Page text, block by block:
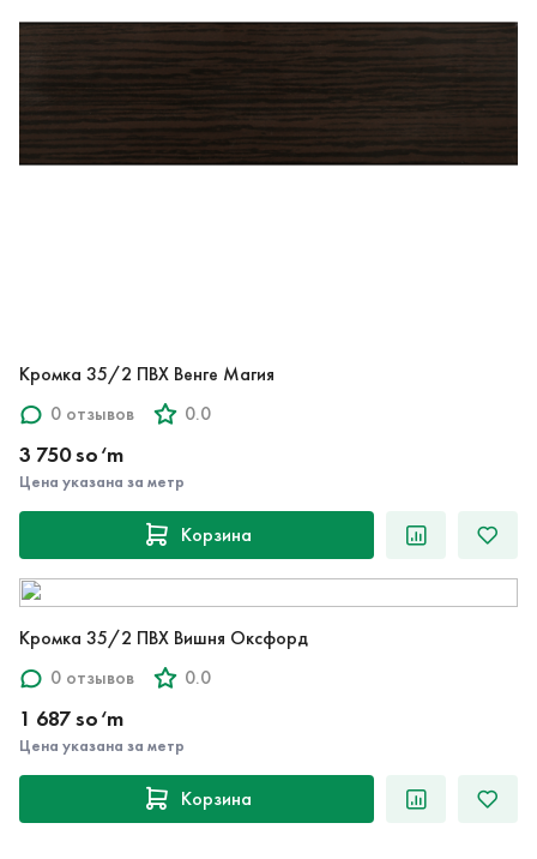
Кромка 35/2 ПВХ Венге Магия
0 отзывов
0.0
3 750 so‘m
Цена указана за метр
Корзина
Кромка 35/2 ПВХ Вишня Оксфорд
0 отзывов
0.0
1 687 so‘m
Цена указана за метр
Корзина